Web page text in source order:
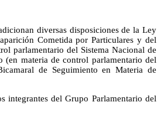
diversas disposiciones de la Ley
Cometida por Particulares y del
parlamentario del Sistema Nacional de
(en materia de control parlamentario del
de Seguimiento en Materia de
integrantes del Grupo Parlamentario del